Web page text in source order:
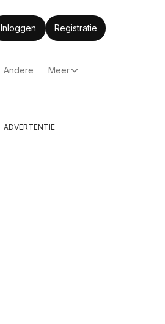
Inloggen Registratie
Andere Meer
ADVERTENTIE